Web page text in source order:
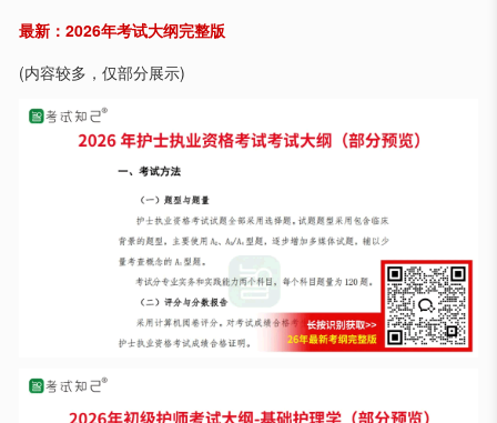
最新：2026年考试大纲完整版
(内容较多，仅部分展示)